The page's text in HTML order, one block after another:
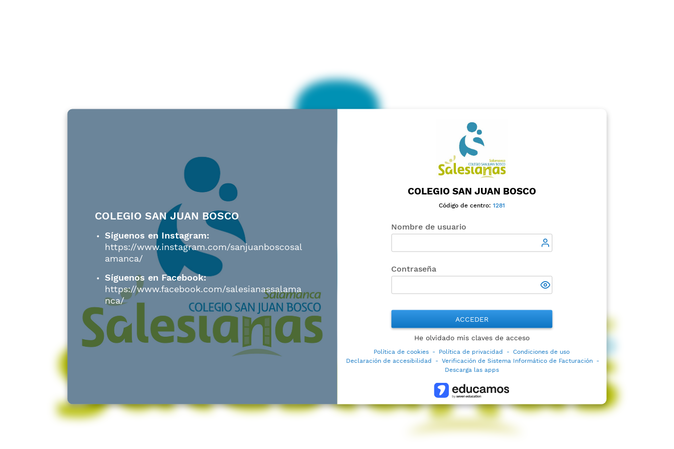
COLEGIO SAN JUAN BOSCO
Síguenos en Instagram:
https://www.instagram.com/sanjuanboscosal
amanca/
Síguenos en Facebook:
https://www.facebook.com/salesianassalama
nca/
COLEGIO SAN JUAN BOSCO
Código de centro: 1281
Nombre de usuario
Contraseña
ACCEDER
He olvidado mis claves de acceso
Política de cookies - Política de privacidad - Condiciones de uso
Declaración de accesibilidad
- Verificación de Sistema Informático de Facturación -
Descarga las apps